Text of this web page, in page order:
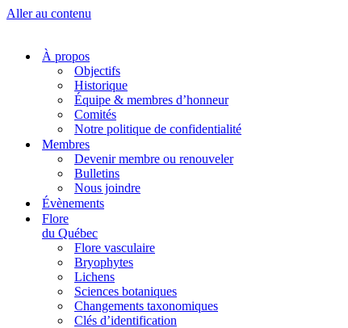
Aller au contenu
À propos
Objectifs
Historique
Équipe & membres d’honneur
Comités
Notre politique de confidentialité
Membres
Devenir membre ou renouveler
Bulletins
Nous joindre
Évènements
Flore
du Québec
Flore vasculaire
Bryophytes
Lichens
Sciences botaniques
Changements taxonomiques
Clés d’identification